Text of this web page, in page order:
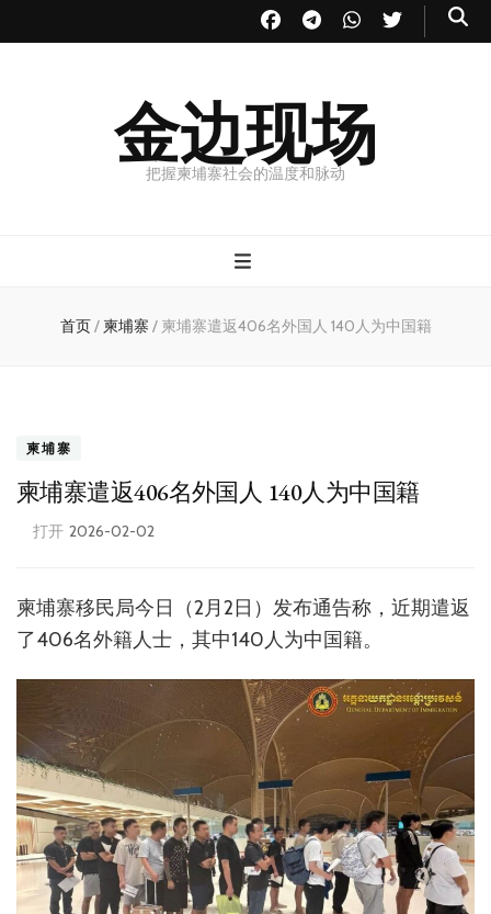
金边现场
把握柬埔寨社会的温度和脉动
首页/ 柬埔寨 / 柬埔寨遣返406名外国人 140人为中国籍
柬埔寨
柬埔寨遣返406名外国人 140人为中国籍
打开 2026-02-02
柬埔寨移民局今日（2月2日）发布通告称，近期遣返
了406名外籍人士，其中140人为中国籍。